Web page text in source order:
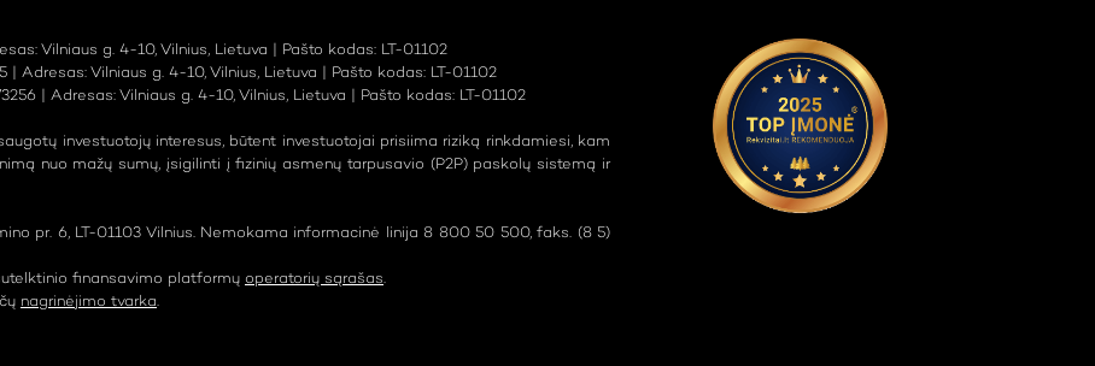
Vilniaus g. 4-10, Vilnius, Lietuva | Pašto kodas: LT-01102
| Adresas: Vilniaus g. 4-10, Vilnius, Lietuva | Pašto kodas: LT-01102
| Adresas: Vilniaus g. 4-10, Vilnius, Lietuva | Pašto kodas: LT-01102
investuotojų interesus, būtent investuotojai prisiima riziką rinkdamiesi, kam
nuo mažų sumų, įsigilinti į fizinių asmenų tarpusavio (P2P) paskolų sistemą ir
pr. 6, LT-01103 Vilnius. Nemokama informacinė linija 8 800 50 500, faks. (8 5)
finansavimo platformų operatorių sąrašas.
nagrinėjimo tvarka.